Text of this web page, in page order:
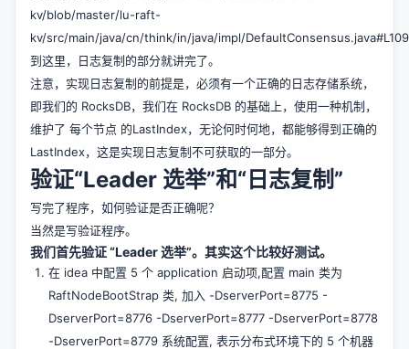
kv/blob/master/lu-raft-
kv/src/main/java/cn/think/in/java/impl/DefaultConsensus.java#L109
到这里，日志复制的部分就讲完了。
注意，实现日志复制的前提是，必须有一个正确的日志存储系统，
即我们的 RocksDB，我们在 RocksDB 的基础上，使用一种机制，
维护了 每个节点 的LastIndex，无论何时何地，都能够得到正确的
LastIndex，这是实现日志复制不可获取的一部分。
验证“Leader 选举”和“日志复制”
写完了程序，如何验证是否正确呢？
当然是写验证程序。
我们首先验证 “Leader 选举”。其实这个比较好测试。
在 idea 中配置 5 个 application 启动项,配置 main 类为
RaftNodeBootStrap 类, 加入 -DserverPort=8775 -
DserverPort=8776 -DserverPort=8777 -DserverPort=8778
-DserverPort=8779 系统配置, 表示分布式环境下的 5 个机器